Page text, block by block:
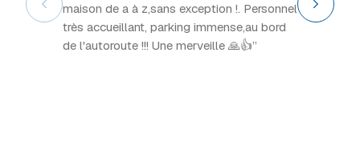
maison de a à z,sans exception !. Personnel
très accueillant, parking immense,au bord
de l'autoroute !!! Une merveille 🙏👍”